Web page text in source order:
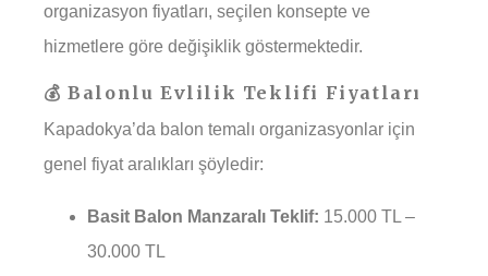
organizasyon fiyatları, seçilen konsepte ve
hizmetlere göre değişiklik göstermektedir.
💰 Balonlu Evlilik Teklifi Fiyatları
Kapadokya’da balon temalı organizasyonlar için
genel fiyat aralıkları şöyledir:
Basit Balon Manzaralı Teklif: 15.000 TL –
30.000 TL